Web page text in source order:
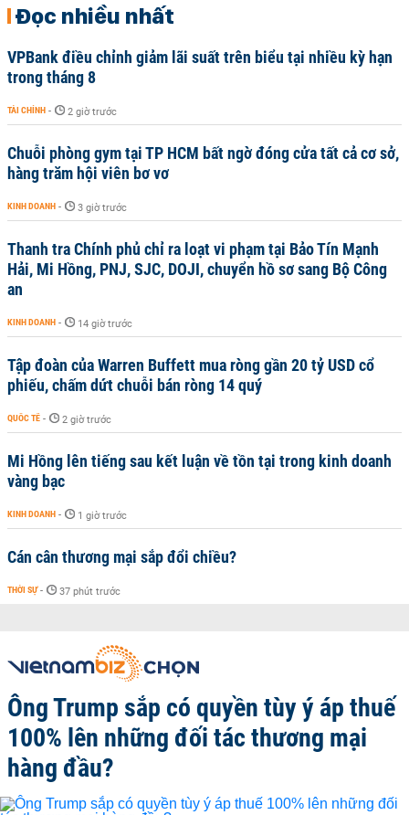
Đọc nhiều nhất
VPBank điều chỉnh giảm lãi suất trên biểu tại nhiều kỳ hạn
trong tháng 8
TÀI CHÍNH - 2 giờ trước
Chuỗi phòng gym tại TP HCM bất ngờ đóng cửa tất cả cơ sở,
hàng trăm hội viên bơ vơ
KINH DOANH - 3 giờ trước
Thanh tra Chính phủ chỉ ra loạt vi phạm tại Bảo Tín Mạnh
Hải, Mi Hồng, PNJ, SJC, DOJI, chuyển hồ sơ sang Bộ Công
an
KINH DOANH - 14 giờ trước
Tập đoàn của Warren Buffett mua ròng gần 20 tỷ USD cổ
phiếu, chấm dứt chuỗi bán ròng 14 quý
QUỐC TẾ - 2 giờ trước
Mi Hồng lên tiếng sau kết luận về tồn tại trong kinh doanh
vàng bạc
KINH DOANH - 1 giờ trước
Cán cân thương mại sắp đổi chiều?
THỜI SỰ - 37 phút trước
Ông Trump sắp có quyền tùy ý áp thuế
100% lên những đối tác thương mại
hàng đầu?